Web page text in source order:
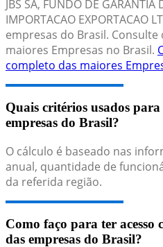
JBS SA, FUNDO DE GARANTIA
IMPORTACAO EXPORTACAO
empresas do Brasil.
maiores Empresas no Brasil.
completo das maiores
Quais critérios usados
empresas do Brasil?
O cálculo é baseado nas
anual, quantidade de
da referida região.
Como faço para ter acesso
das empresas do Brasil?